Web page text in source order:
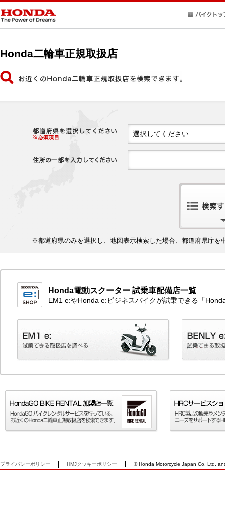
Honda二輪車正規取扱店
選択してください
※都道府県のみを選択し、地図表示検索した場合、都道府県庁を
Honda電動スクーター 試乗車配備店一覧
EM1 e:やHonda e:ビジネスバイクが試乗できる「
プライバシーポリシー HMJクッキーポリシー © Honda Motorcycle Japan Co. Ltd.